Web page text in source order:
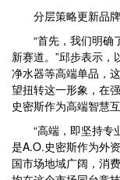
分层策略更新品牌
“首先，我们明确
新赛道。”邱步表示，
净水器等高端单品，
望扭转这一形象，在
史密斯作为高端智慧
“高端，即坚持专
是A.O.史密斯作为外
国市场地域广阔，消